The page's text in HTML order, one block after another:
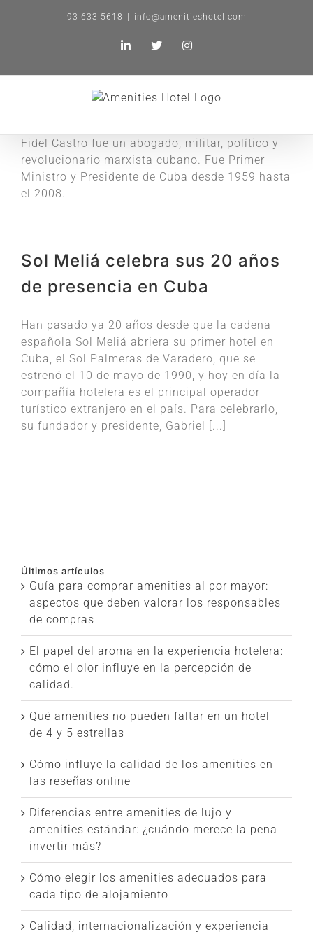
93 633 5618 info@amenitieshotel.com
LinkedIn
X Instagram
Fidel Castro fue un abogado, militar, político y
revolucionario marxista cubano. Fue Primer
Ministro y Presidente de Cuba desde 1959 hasta
el 2008.
Sol Meliá celebra sus 20 años
de presencia en Cuba
Han pasado ya 20 años desde que la cadena
española Sol Meliá abriera su primer hotel en
Cuba, el Sol Palmeras de Varadero, que se
estrenó el 10 de mayo de 1990, y hoy en día la
compañía hotelera es el principal operador
turístico extranjero en el país. Para celebrarlo,
su fundador y presidente, Gabriel [...]
Últimos artículos
Guía para comprar amenities al por mayor:
aspectos que deben valorar los responsables
de compras
El papel del aroma en la experiencia hotelera:
cómo el olor influye en la percepción de
calidad.
Qué amenities no pueden faltar en un hotel
de 4 y 5 estrellas
Cómo influye la calidad de los amenities en
las reseñas online
Diferencias entre amenities de lujo y
amenities estándar: ¿cuándo merece la pena
invertir más?
Cómo elegir los amenities adecuados para
cada tipo de alojamiento
Calidad, internacionalización y experiencia